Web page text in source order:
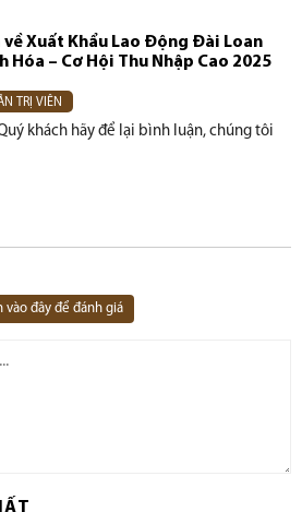
về Xuất Khẩu Lao Động Đài Loan
Hóa – Cơ Hội Thu Nhập Cao 2025
TRỊ VIÊN
khách hãy để lại bình luận, chúng tôi
vào đây để đánh giá